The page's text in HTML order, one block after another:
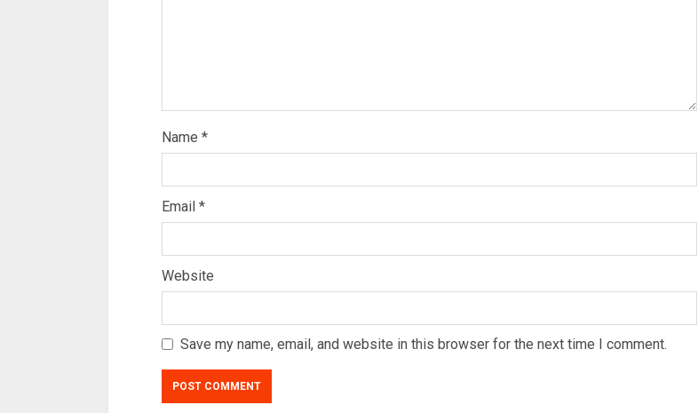
Name *
Email *
Website
Save my name, email, and website in this browser for the next time I comment.